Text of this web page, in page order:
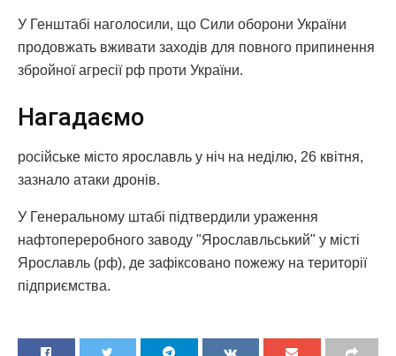
У Генштабі наголосили, що Сили оборони України
продовжать вживати заходів для повного припинення
збройної агресії рф проти України.
Нагадаємо
російське місто ярославль у ніч на неділю, 26 квітня,
зазнало атаки дронів.
У Генеральному штабі підтвердили ураження
нафтопереробного заводу "Ярославльський" у місті
Ярославль (рф), де зафіксовано пожежу на території
підприємства.